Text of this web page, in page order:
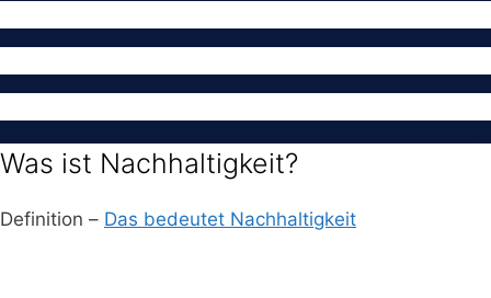
Was ist Nachhaltigkeit?
Definition – Das bedeutet Nachhaltigkeit